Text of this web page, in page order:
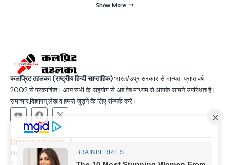
Show More
कलप्रिट तहलका (राष्ट्रीय हिन्दी साप्ताहिक)भारत/उप्र सरकार से मान्यता प्राप्त वर्ष
2002 से प्रकाशित। आप सभी के सहयोग से अब वेब माध्यम से आपके सामने उपस्थित है।
समाचार,विज्ञापन,लेख व हमसे जुड़ने के लिए संम्पर्क करें।
Important Links
Home Latest News Contact